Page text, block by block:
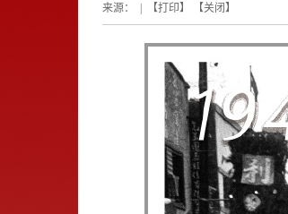
来源： | 【打印】 【关闭 】